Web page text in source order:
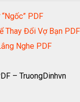
PDF
Thay Đổi Vợ Bạn PDF
Nghe PDF
– TruongDinhvn